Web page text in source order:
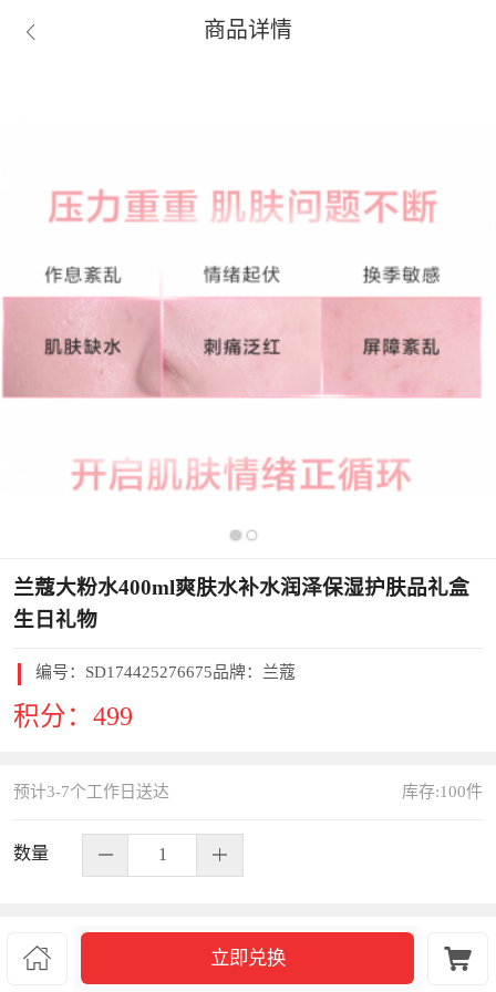
 商品详情
兰蔻大粉水400ml爽肤水补水润泽保湿护肤品礼盒
生日礼物
编号： SD174425276675品牌：兰蔻
积分：499
库存:100件
预计3-7个工作日送达
数量
 立即兑换 